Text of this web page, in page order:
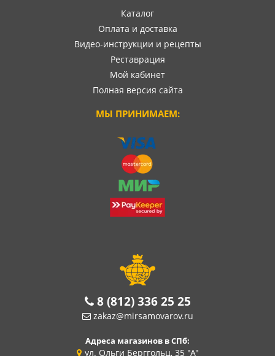
Каталог
Оплата и доставка
Видео-инструкции и рецепты
Реставрация
Мой кабинет
Полная версия сайта
МЫ ПРИНИМАЕМ:
8 (812) 336 25 25
zakaz@mirsamovarov.ru
Адреса магазинов в СПб:
ул. Ольги Берггольц, 35 "А"